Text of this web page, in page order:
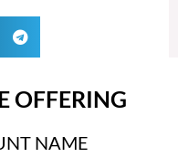
OFFERING
NAME